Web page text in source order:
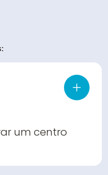
um centro